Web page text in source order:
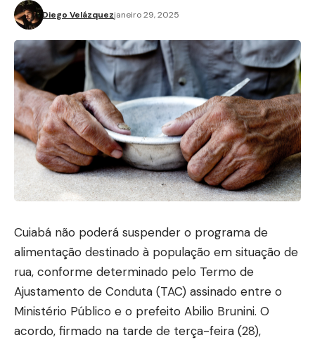
Diego Velázquezjaneiro 29, 2025
Cuiabá não poderá suspender o programa de
alimentação destinado à população em situação de
rua, conforme determinado pelo Termo de
Ajustamento de Conduta (TAC) assinado entre o
Ministério Público e o prefeito Abilio Brunini. O
acordo, firmado na tarde de terça-feira (28),